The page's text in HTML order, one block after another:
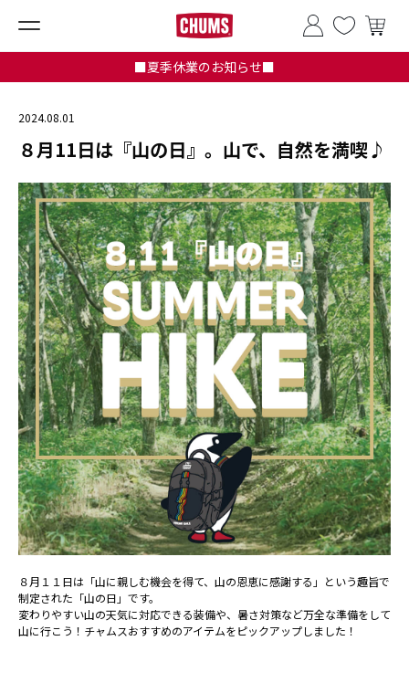
■夏季休業のお知らせ■
2024.08.01
８月11日は『山の日』。山で、自然を満喫♪
８月１１日は「山に親しむ機会を得て、山の恩恵に感謝する」という趣旨で
制定された「山の日」です。
変わりやすい山の天気に対応できる装備や、暑さ対策など万全な準備をして
山に行こう！チャムスおすすめのアイテムをピックアップしました！